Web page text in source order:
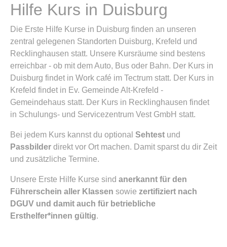
Hilfe Kurs in Duisburg
Die Erste Hilfe Kurse in Duisburg finden an unseren
zentral gelegenen Standorten Duisburg, Krefeld und
Recklinghausen statt. Unsere Kursräume sind bestens
erreichbar - ob mit dem Auto, Bus oder Bahn. Der Kurs in
Duisburg findet in Work café im Tectrum statt. Der Kurs in
Krefeld findet in Ev. Gemeinde Alt-Krefeld -
Gemeindehaus statt. Der Kurs in Recklinghausen findet
in Schulungs- und Servicezentrum Vest GmbH statt.
Bei jedem Kurs kannst du optional Sehtest und
Passbilder direkt vor Ort machen. Damit sparst du dir Zeit
und zusätzliche Termine.
Unsere Erste Hilfe Kurse sind anerkannt für den
Führerschein aller Klassen sowie zertifiziert nach
DGUV und damit auch für betriebliche
Ersthelfer*innen gültig.